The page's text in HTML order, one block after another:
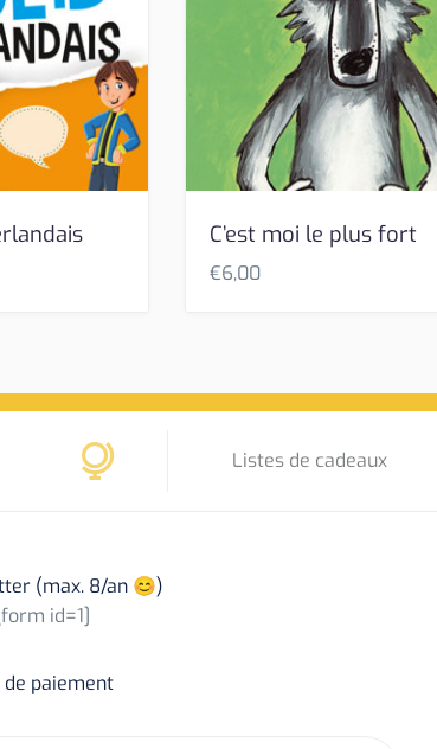
C’est moi le plus fort
€6,00
Listes de cadeaux
(max. 8/an 😊)
id=1]
de paiement